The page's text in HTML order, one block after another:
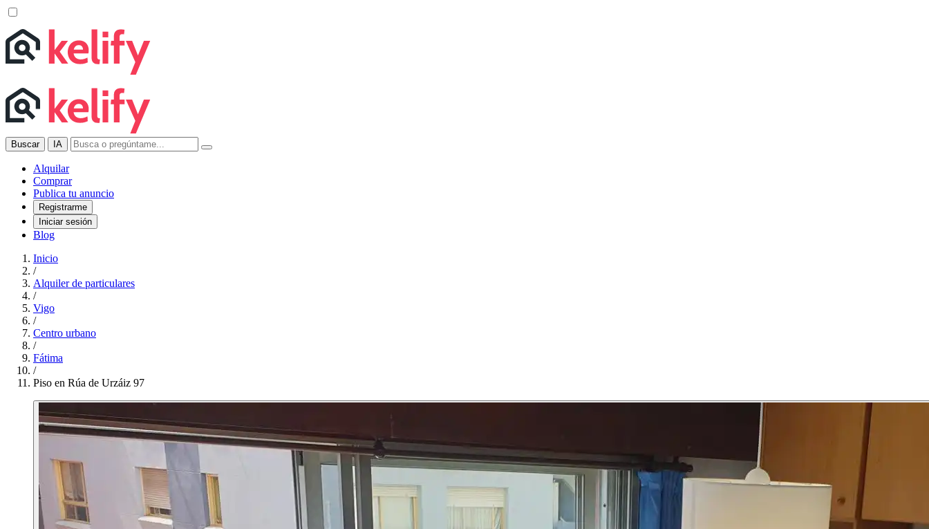
Buscar IA
Alquilar
Comprar
Publica tu anuncio
Registrarme
Iniciar sesión
Blog
Inicio
/
Alquiler de particulares
/
Vigo
/
Centro urbano
/
Fátima
/
Piso en Rúa de Urzáiz 97